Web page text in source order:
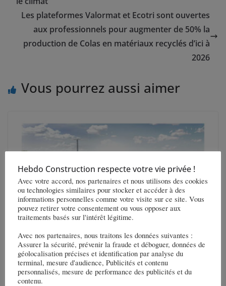
Les plateformes Valormat et Ecotri sont ouvertes
aux professionnels pour augmenter de 50% la
production de Colas en matériaux recyclés d’ici à
2026
Vous pourrez aussi aimer
Sommaire // Le tunnel de Fehmarnbelt
30 décembre 2024
Hebdo Construction respecte votre vie privée !
Avec votre accord, nos partenaires et nous utilisons des cookies
ou technologies similaires pour stocker et accéder à des
informations personnelles comme votre visite sur ce site. Vous
pouvez retirer votre consentement ou vous opposer aux
traitements basés sur l'intérêt légitime.
Avec nos partenaires, nous traitons les données suivantes :
Assurer la sécurité, prévenir la fraude et déboguer, données de
géolocalisation précises et identification par analyse du
terminal, mesure d'audience, Publicités et contenu
personnalisés, mesure de performance des publicités et du
contenu.